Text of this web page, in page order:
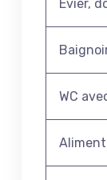
Évier,
WC